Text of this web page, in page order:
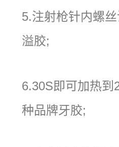
5.注射枪针内螺
溢胶;
6.30S即可加热到
种品牌牙胶;